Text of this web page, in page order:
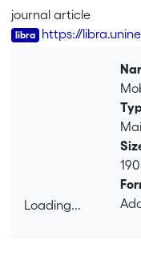
décision d’étudier en
particulièrement
principalement
journal article
https://
Loading...